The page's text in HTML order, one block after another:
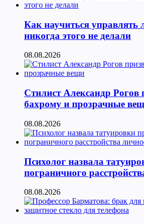
Как научиться управлять
никогда этого не делали
08.08.2026
Стилист Александр Рогов
бахрому и прозрачные
08.08.2026
Психолог назвала
пограничного
08.08.2026